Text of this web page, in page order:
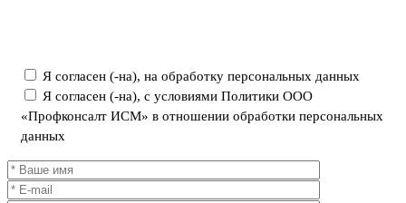
Я согласен (-на), на обработку персональных данных
Я согласен (-на), с условиями Политики ООО
«Профконсалт ИСМ» в отношении обработки персональных
данных